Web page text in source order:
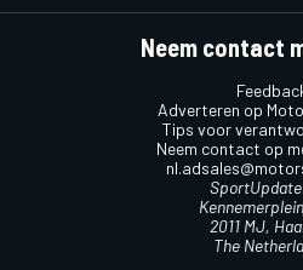
Neem contact
Adverteren op
Tips voor
Neem contact op
SportUpdate
2011 MJ,
The